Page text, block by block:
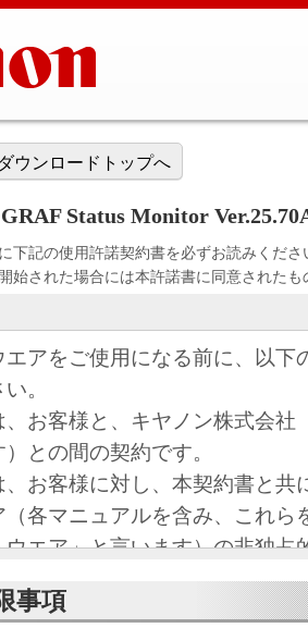
ウンロードトップへ
Status Monitor
下記の使用許諾契約書を必ずお読みくださ
始された場合には本許諾書に同意された
エアをご使用になる前に、以下
。
、お客様と、キヤノン株式会社
との間の契約です。
、お客様に対し、本契約書と共
（各マニュアルを含み、これら
ウエア」と言います）の非独占
き許諾し、お客様も下記条項に
す。
事項